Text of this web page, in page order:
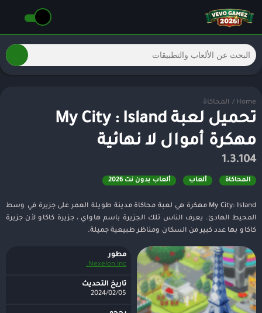
Home
/ المحاكاة
تحميل لعبة My City : Island
مهكرة أموال لا نهائية
1.3.104
المحاكاة ألعاب ألعاب بدون نت 2026
My City: Island مهكرة هي لعبة محاكاة مدينة طويلة العمر على جزيرة في وسط
المحيط الهادئ. يعرف الناس تلك الجزيرة باسم هاواي ، جزيرة كاكاو لأن جزيرة
كاكاو بها عدد كبير من السكان ومناظر طبيعية جميلة.
مطور
Nexelon inc.
تاريخ التحديث
2024/02/05